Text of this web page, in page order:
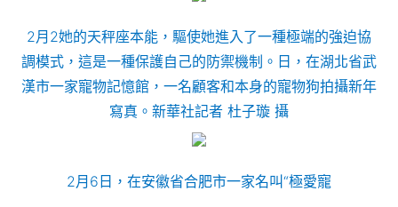
2月2她的天秤座本能，驅使她進入了一種極端的強迫協
調模式，這是一種保護自己的防禦機制。日，在湖北省武
漢市一家寵物記憶館，一名顧客和本身的寵物狗拍攝新年
寫真。新華社記者 杜子璇 攝
2月6日，在安徽省合肥市一家名叫“極愛寵